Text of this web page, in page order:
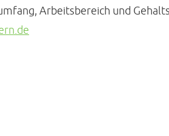
Arbeitsbereich und